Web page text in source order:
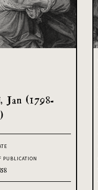
Jan (1798-
PUBLICATION